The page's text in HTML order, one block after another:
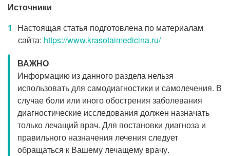
Источники
Настоящая статья подготовлена по материалам
сайта: https://www.krasotaimedicina.ru/
ВАЖНО
Информацию из данного раздела нельзя
использовать для самодиагностики и самолечения. В
случае боли или иного обострения заболевания
диагностические исследования должен назначать
только лечащий врач. Для постановки диагноза и
правильного назначения лечения следует
обращаться к Вашему лечащему врачу.